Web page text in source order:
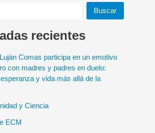
Buscar
recientes
Comas participa en un emotivo
con madres y padres en duelo:
y vida más allá de la
y Ciencia
ECM